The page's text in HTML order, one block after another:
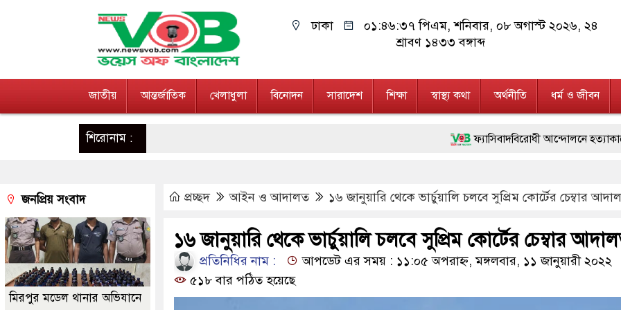
ঢাকা ০১:৪৬:৩৮ পিএম, শনিবার, ০৮ অগাস্ট ২০২৬, ২৪
শ্রাবণ ১৪৩৩ বঙ্গাব্দ
জাতীয় আন্তর্জাতিক খেলাধুলা বিনোদন সারাদেশ শিক্ষা স্বাস্থ্য কথা অর্থনীতি ধর্ম ও জীবন
শিরোনাম : ফ্যাসিবাদবিরোধী আন্দোলনে হত্যাকাণ্ডের বিচার
জনগণ পরিবর্তন চেয়েছে বলেই জুলাই আন্দোলন
২৮ লাখ টাকার জাল নোটসহ দুইজনকে গ্রেফতার
নেতৃত্ব ও গণতন্ত্রের মূর্তমান প্রতীক বেগম খালেদা
অবৈধ বিদেশি পিস্তল, ম্যাগাজিন ও গুলিসহ
প্রচ্ছদ আইন ও আদালত ১৬ জানুয়ারি থেকে ভার্চুয়ালি চলবে সুপ্রিম কোর্টের চেম্বার
১৬ জানুয়ারি থেকে ভার্চুয়ালি চলবে সুপ্রিম কোর্টের চেম্বার
প্রতিনিধির নাম :
আপডেট এর সময় : ১১:০৫ অপরাহ্ন, মঙ্গলবার, ১১ জানুয়ারী ২০২২
৫১৮ বার পঠিত হয়েছে
জনপ্রিয় সংবাদ
মিরপুর মডেল থানার অভিযানে